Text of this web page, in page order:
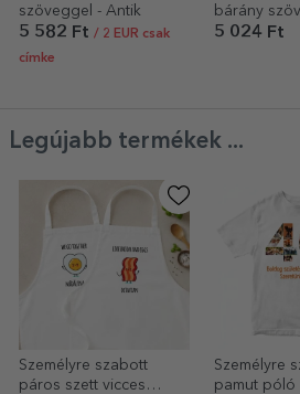
szöveggel - Antik
5 582 Ft / 2 EUR csak
címke
bárány
Csevegő
5 024 Ft
Legújabb termékek ...
Személyre szabott
páros szett vicces
Személyre
pamut póló